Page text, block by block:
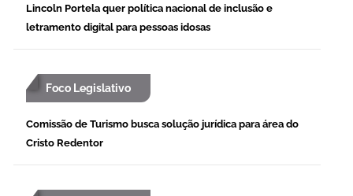
Lincoln Portela quer política nacional de inclusão e
letramento digital para pessoas idosas
Foco Legislativo
Comissão de Turismo busca solução jurídica para área do
Cristo Redentor